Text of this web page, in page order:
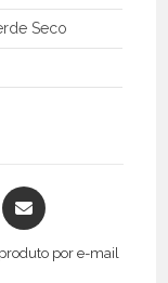
Seco
Opens
in
por e-mail